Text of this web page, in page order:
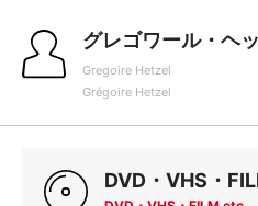
グレゴワール・ヘ
Gregoire Hetzel
Grégoire Hetzel
DVD・VHS・